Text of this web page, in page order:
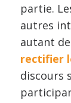
partie.
autres
autant
rectifier
discours